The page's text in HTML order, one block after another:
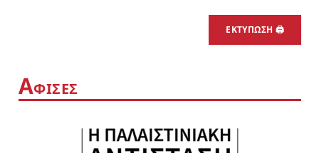
ΕΚΤΥΠΩΣΗ 🖨
ΑΦΙΣΕΣ